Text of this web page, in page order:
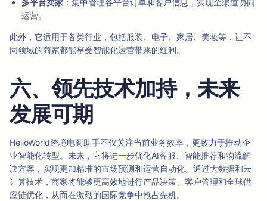
多平台卖家 ：集中管理各平台订单和客户信息，实现全渠道协同
运营。
此外，它适用于各类行业，包括服装、电子、家居、美妆等，让不
同领域的商家都能享受智能化运营带来的红利。
六、领先技术加持，未来
发展可期
HelloWorld跨境电商助手不仅关注当前业务效率，更致力于推动企
业智能化转型。未来，它将进一步优化AI客服、智能推荐和物流解
决方案，实现更加精准的市场预测和运营自动化。通过大数据和云
计算技术，商家将能够更高效地进行产品决策、客户管理和全球供
应链优化，从而在激烈的国际竞争中抢占先机。